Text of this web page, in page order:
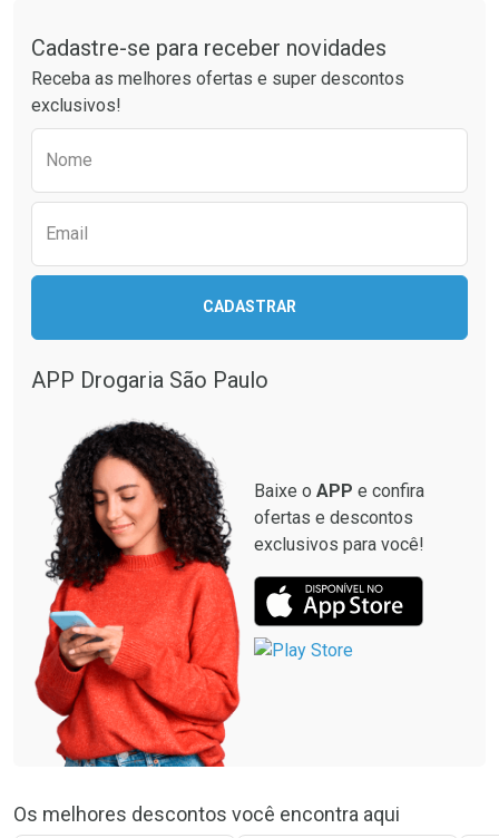
Ativar Desconto
Comprar sem Desconto
Comprar sem Desconto
Por R$ 42,13/cada
Ativar Desconto
Comprar sem Desconto
Comprar sem Desconto
Cadastre-se para receber novidades
Receba as melhores ofertas e super descontos
exclusivos!
Nome
Email
CADASTRAR
APP Drogaria São Paulo
Baixe o APP e confira
ofertas e descontos
exclusivos para você!
Os melhores descontos você encontra aqui